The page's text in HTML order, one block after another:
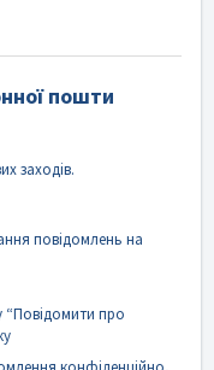
пошти
заходів.
повідомлень на
“Повідомити про